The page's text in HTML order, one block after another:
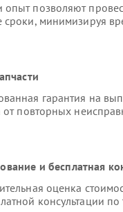
позволяют
минимизируя
гарантия на
повторных
и бесплатная
оценка
консультации